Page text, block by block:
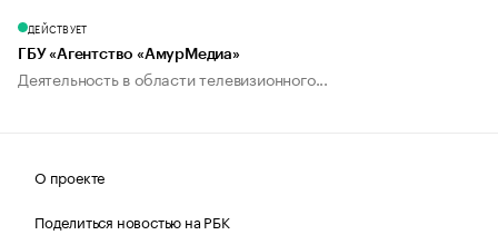
ДЕЙСТВУЕТ
ГБУ «Агентство «АмурМедиа»
Деятельность в области телевизионного...
О проекте
Поделиться новостью на РБК